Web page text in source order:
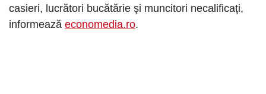
casieri, lucrători bucătărie şi muncitori necalificaţi,
informează economedia.ro.